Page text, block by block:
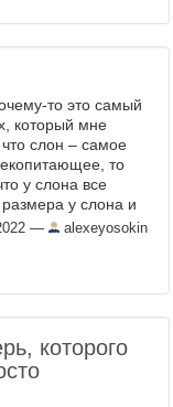
то это самый
который мне
слон – самое
то
у слона все
у слона и
в коротком
— alexeyosokin
которого